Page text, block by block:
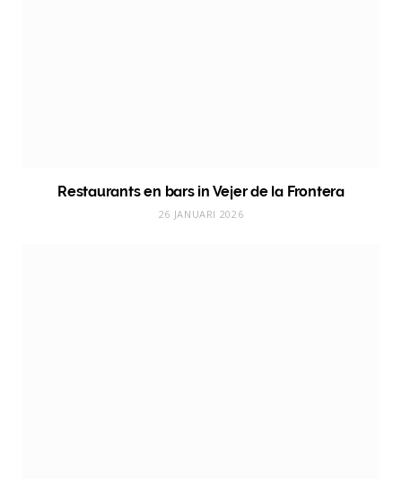
Restaurants en bars in Vejer de la Frontera
26 JANUARI 2026